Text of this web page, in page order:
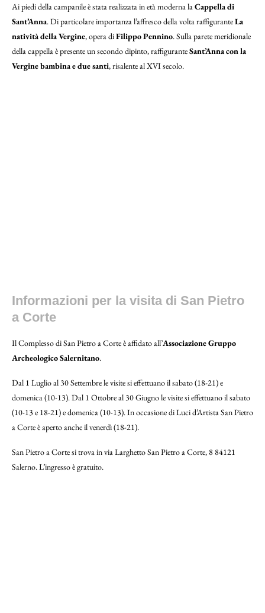
Ai piedi della campanile è stata realizzata in età moderna laCappella di
Sant’Anna. Di particolare importanza l’affresco della volta raffiguranteLa
natività della Vergine, opera diFilippo Pennino. Sulla parete meridionale
della cappella è presente un secondo dipinto, raffiguranteSant’Anna con la
Vergine bambina e due santi, risalente al XVI secolo.
Informazioni per la visita di San Pietro
a Corte
Il Complesso di San Pietro a Corte è affidato all’Associazione Gruppo
Archeologico Salernitano.
Dal 1 Luglio al 30 Settembre le visite si effettuano il sabato (18-21) e
domenica (10-13). Dal 1 Ottobre al 30 Giugno le visite si effettuano il sabato
(10-13 e 18-21) e domenica (10-13). In occasione di Luci d’Artista San Pietro
a Corte è aperto anche il venerdì (18-21).
San Pietro a Corte si trova in via Larghetto San Pietro a Corte, 8 84121
Salerno. L’ingresso è gratuito.